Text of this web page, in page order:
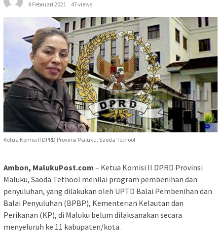
8 Februari 2021
47 views
Ketua Komisi II DPRD Provinsi Maluku, Saoda Tethool
Ambon, MalukuPost.com – Ketua Komisi II DPRD Provinsi
Maluku, Saoda Tethool menilai program pembenihan dan
penyuluhan, yang dilakukan oleh UPTD Balai Pembenihan dan
Balai Penyuluhan (BPBP), Kementerian Kelautan dan
Perikanan (KP), di Maluku belum dilaksanakan secara
menyeluruh ke 11 kabupaten/kota.